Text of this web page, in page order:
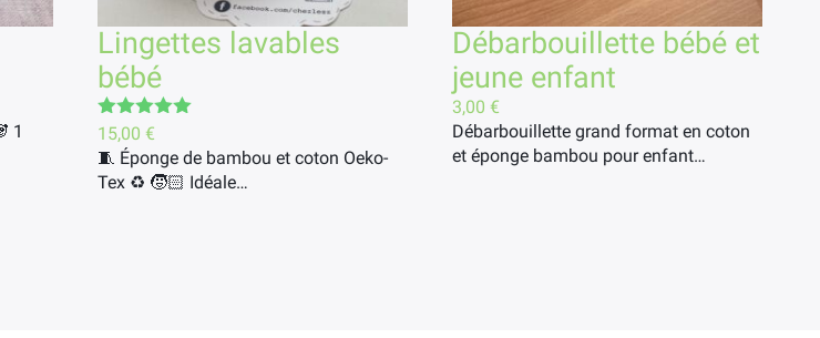
1
Lingettes lavables
bébé
Note 5.00
sur 5
15,00 €
🧵 Éponge de bambou et coton Oeko-
Tex ♻️ 🧒🏻 Idéale…
Débarbouillette bébé et
jeune enfant
3,00 €
Débarbouillette grand format en coton
et éponge bambou pour enfant…